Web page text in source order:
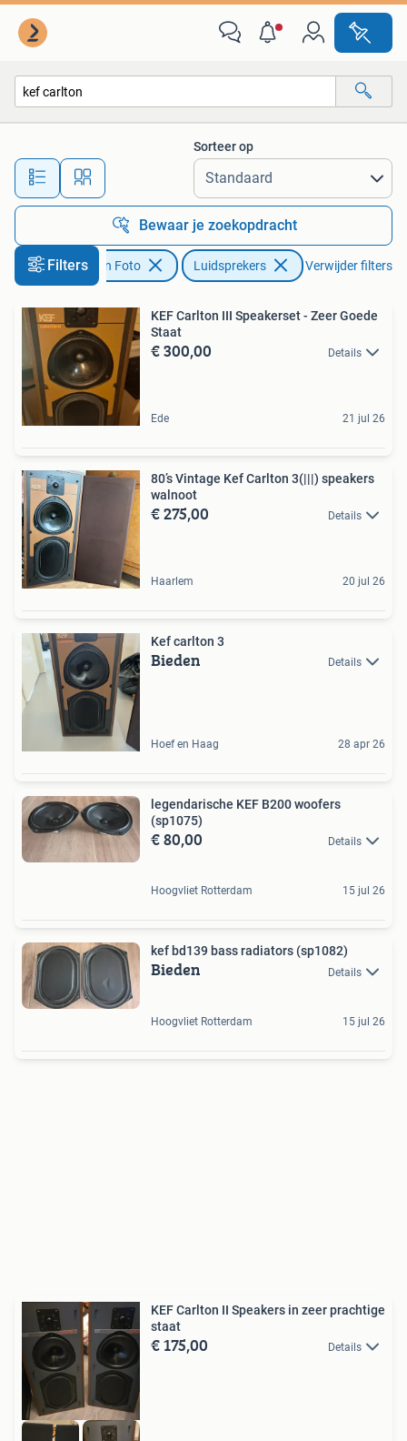
Alle afstanden…
Sorteer op
Bewaar je zoekopdracht
Filters
Audio, Tv en Foto Luidsprekers Verwijder filters
KEF Carlton III Speakerset - Zeer Goede
Staat
€ 300,00 Details
Ede 21 jul 26
80’s Vintage Kef Carlton 3(|||) speakers
walnoot
€ 275,00 Details
Haarlem 20 jul 26
Kef carlton 3
Bieden Details
Hoef en Haag 28 apr 26
legendarische KEF B200 woofers
(sp1075)
€ 80,00 Details
Hoogvliet Rotterdam 15 jul 26
kef bd139 bass radiators (sp1082)
Bieden Details
Hoogvliet Rotterdam 15 jul 26
KEF Carlton II Speakers in zeer prachtige
staat
€ 175,00 Details